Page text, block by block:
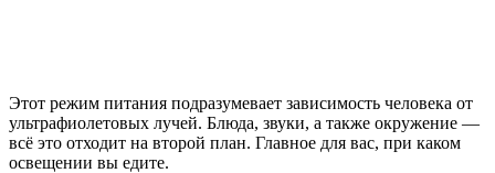
Этот режим питания подразумевает зависимость человека от
ультрафиолетовых лучей. Блюда, звуки, а также окружение —
всё это отходит на второй план. Главное для вас, при каком
освещении вы едите.